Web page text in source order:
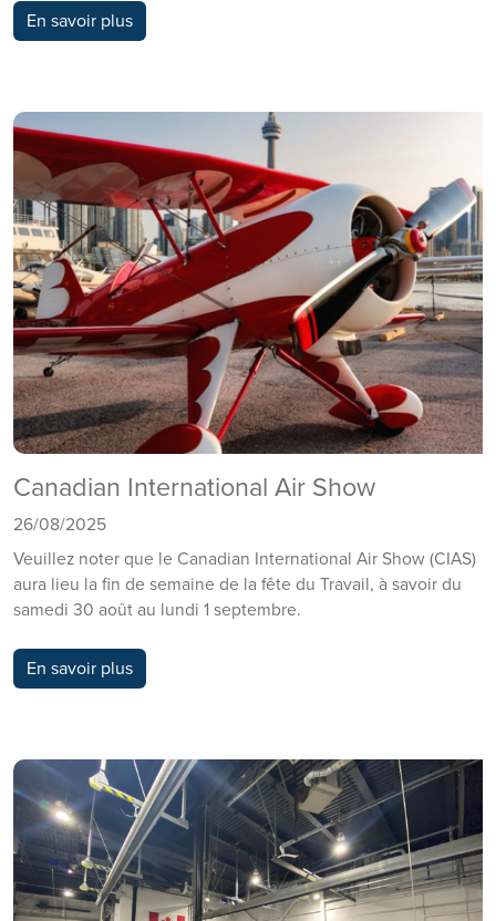
En savoir plus
Canadian International Air Show
26/08/2025
Veuillez noter que le Canadian International Air Show (CIAS)
aura lieu la fin de semaine de la fête du Travail, à savoir du
samedi 30 août au lundi 1 septembre.
En savoir plus